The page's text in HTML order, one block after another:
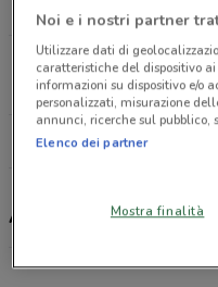
Via Achille, 4
22.1 km
American Graffiti,
Noi e i nostri partner
Utilizzare dati di
caratteristiche del dispositivo
informazioni su dispositivo e/o
personalizzati, misurazione
annunci, ricerche sul pubblico,
Elenco dei partner
Mostra finalità